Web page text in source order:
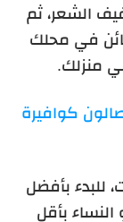
الشعر، ثم
في محلك
منزلك.
كوافيرة
للبدء بأفضل
النساء بأقل